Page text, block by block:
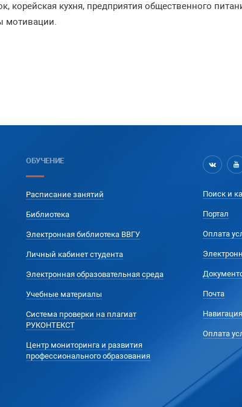
кухня, предприятия общественного
мотивации.
ОБУЧЕНИЕ
Расписание занятий
Библиотека
Электронная библиотека ВВГУ
Личный кабинет студента
Электронная образовательная среда
Учебные материалы
Система проверки на плагиат
РУКОНТЕКСТ
Центр мониторинга и развития
профессионального образования
Поиск и
Портал
Оплата
Почта
Навигация
Оплата